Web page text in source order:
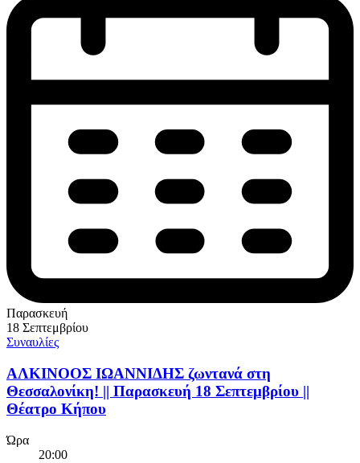
Παρασκευή
18 Σεπτεμβρίου
Συναυλίες
ΑΛΚΙΝΟΟΣ ΙΩΑΝΝΙΔΗΣ ζωντανά στη
Θεσσαλονίκη! || Παρασκευή 18 Σεπτεμβρίου ||
Θέατρο Κήπου
Ώρα
20:00